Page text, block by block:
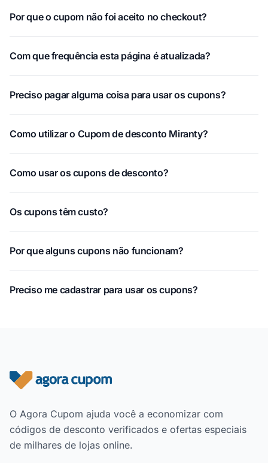
Por que o cupom não foi aceito no checkout?
Com que frequência esta página é atualizada?
Preciso pagar alguma coisa para usar os cupons?
Como utilizar o Cupom de desconto Miranty?
Como usar os cupons de desconto?
Os cupons têm custo?
Por que alguns cupons não funcionam?
Preciso me cadastrar para usar os cupons?
Rodapé do site
O Agora Cupom ajuda você a economizar com
códigos de desconto verificados e ofertas especiais
de milhares de lojas online.